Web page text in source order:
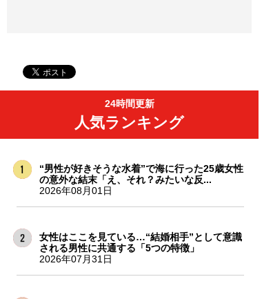
24時間更新
人気ランキング
“男性が好きそうな水着”で海に行った25歳女性
の意外な結末「え、それ？みたいな反...
2026年08月01日
女性はここを見ている…“結婚相手”として意識
される男性に共通する「5つの特徴」
2026年07月31日